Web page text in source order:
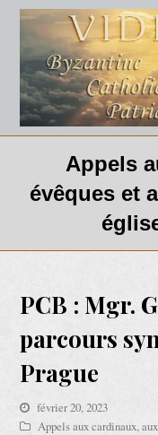
Appels
évêques et
PCB : Mgr.
parcours
Prague
février 20, 2023
Appels aux cardinaux,